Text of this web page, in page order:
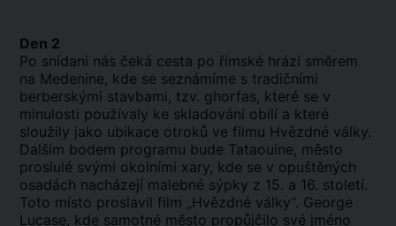
Den 2
Po snídani nás čeká cesta po římské hrázi směrem
na Medenine, kde se seznámíme s tradičními
berberskými stavbami, tzv. ghorfas, které se v
minulosti používaly ke skladování obilí a které
sloužily jako ubikace otroků ve filmu Hvězdné války.
Dalším bodem programu bude Tataouine, město
proslulé svými okolními xary, kde se v opuštěných
osadách nacházejí malebné sýpky z 15. a 16. století.
Toto místo proslavil film „Hvězdné války“. George
Lucase, kde samotné město propůjčilo své jméno